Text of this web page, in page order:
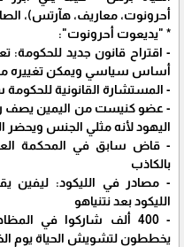
أحرونوت، معاريف، هآرتس)،
* "يديعوت أحرونوت":
- اقتراح قانون جديد للحكومة:
أساس سياسي ويمكن تغييره مع
- المستشارة القانونية
- عضو كنيست من اليمين يصف
اليهود لأنه مثلي الجنس
- قاض سابق في المحكمة
بالكاذب
- مصادر في الليكود: ليفين
الليكود بعد نتنياهو
- 400 ألف شاركوا في
يخططون لتشويش الحياة يوم